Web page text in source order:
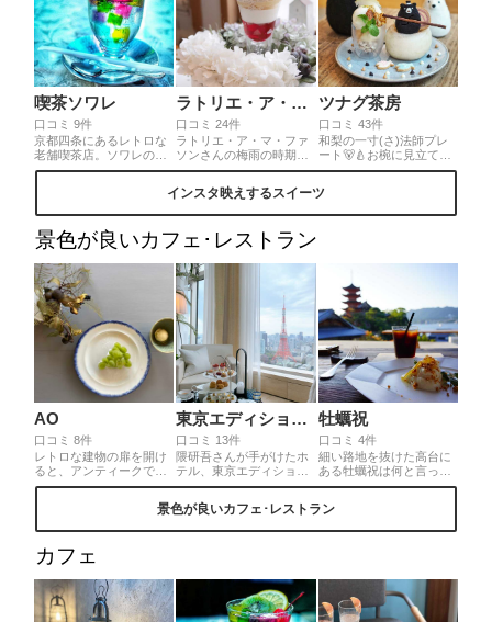
で施設内だけで過ごす時
間に大満足です。
喫茶ソワレ
口コミ 9件
京都四条にあるレトロな
老舗喫茶店。ソワレの人
気メニュー『ゼリーポン
明で幻想的💙2階の窓際が
とくにオススメの席です
ラトリエ・ア・マ・ファソン
口コミ 24件
ラトリエ・ア・マ・ファ
ソンさんの梅雨の時期に
しか出会えない紫陽花の
グラスデザート💠☔️ 梅雨
でジメジメした憂鬱な気
分もこのパフェに出会え
こんと上に乗ったカタツ
ムリ君もとっても可愛い
く、情景が目に浮かびま
す。季節ならではのメニ
ューの中でも特に繊細で
芸術的でオススメなパフ
ェです𓇥𓌈 ˎˊ˗
ツナグ茶房
口コミ 43件
和梨の一寸(さ)法師プレ
ート🐻🍐お椀に見立てた
梨のコンポートの中に
リームとパイのミルフィ
ーユ💕一寸法師になった
ス、梨のジェラートなど
🎵盛りだくさんで大満足
でした😋
インスタ映えするスイーツ
景色が良いカフェ･レストラン
AO
口コミ 8件
レトロな建物の扉を開け
ると、アンティークでオ
シャレな店内。瀬戸内海
を一望できるとっておき
の隠れ家カフェ。美しく
てわくわくするスイーツ
できます。
東京エディション虎ノ門 Lobby Bar
口コミ 13件
隈研吾さんが手がけたホ
テル、東京エディション
虎ノ門。期間限定の桜ア
フタヌーンティーで春を
満喫してきました🌸東京
タワーの足元からてっぺ
が楽しめる素敵なロビー
バーでした🫖
牡蠣祝
口コミ 4件
細い路地を抜けた高台に
ある牡蠣祝は何と言って
もこの開放感ある眺めが
を使用したチーズケーキ
はトロトロで爽やかな甘
景色が良いカフェ･レストラン
カフェ